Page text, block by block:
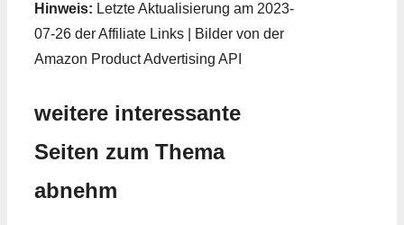
Hinweis: Letzte Aktualisierung am 2023-
07-26 der Affiliate Links | Bilder von der
Amazon Product Advertising API
weitere interessante
Seiten zum Thema
abnehm